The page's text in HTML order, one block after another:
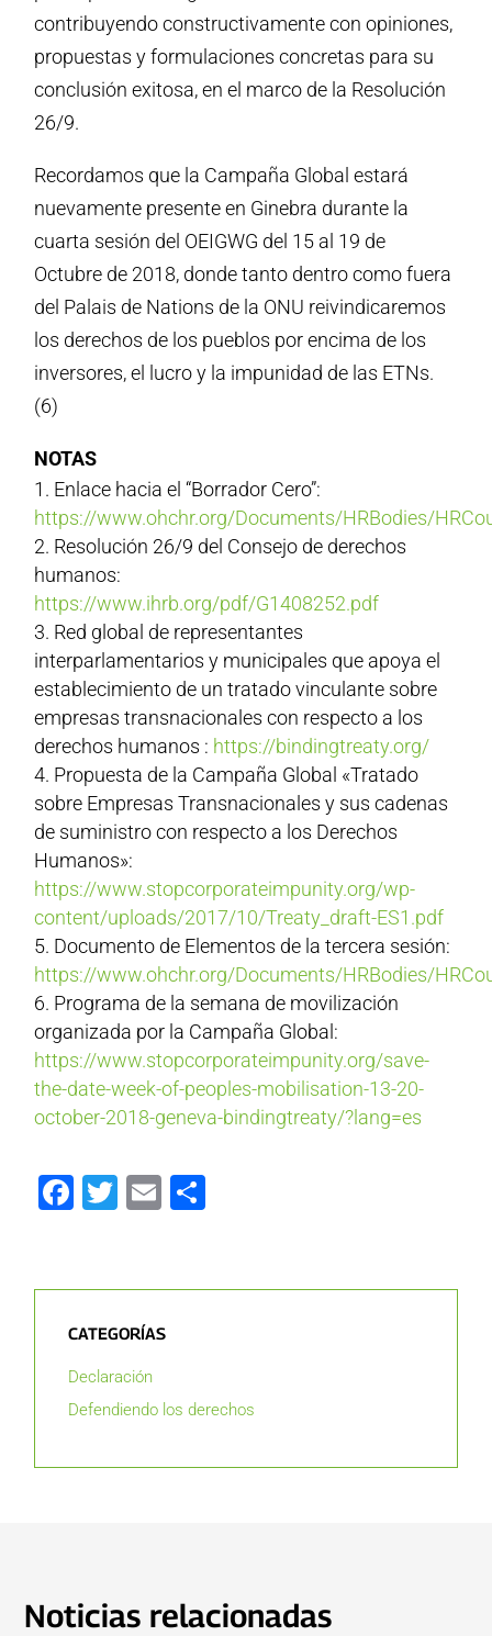
contribuyendo constructivamente con opiniones,
propuestas y formulaciones concretas para su
conclusión exitosa, en el marco de la Resolución
26/9.
Recordamos que la Campaña Global estará
nuevamente presente en Ginebra durante la
cuarta sesión del OEIGWG del 15 al 19 de
Octubre de 2018, donde tanto dentro como fuera
del Palais de Nations de la ONU reivindicaremos
los derechos de los pueblos por encima de los
inversores, el lucro y la impunidad de las ETNs.
(6)
NOTAS
Enlace hacia el “Borrador Cero”:
https://www.ohchr.org/Documents/HRBodies/
Resolución 26/9 del Consejo de derechos
humanos:
https://www.ihrb.org/pdf/G1408252.pdf
Red global de representantes
interparlamentarios y municipales que apoya el
establecimiento de un tratado vinculante sobre
empresas transnacionales con respecto a los
derechos humanos : https://bindingtreaty.org/
Propuesta de la Campaña Global «Tratado
sobre Empresas Transnacionales y sus cadenas
de suministro con respecto a los Derechos
Humanos»:
https://www.stopcorporateimpunity.org/wp-
content/uploads/2017/10/Treaty_draft-ES1.pdf
Documento de Elementos de la tercera sesión:
https://www.ohchr.org/Documents/HRBodies/
Programa de la semana de movilización
organizada por la Campaña Global:
https://www.stopcorporateimpunity.org/save-
the-date-week-of-peoples-mobilisation-13-20-
october-2018-geneva-bindingtreaty/?lang=es
Facebook
Twitter
Email
CATEGORÍAS
Declaración
Defendiendo los derechos
Noticias relacionadas